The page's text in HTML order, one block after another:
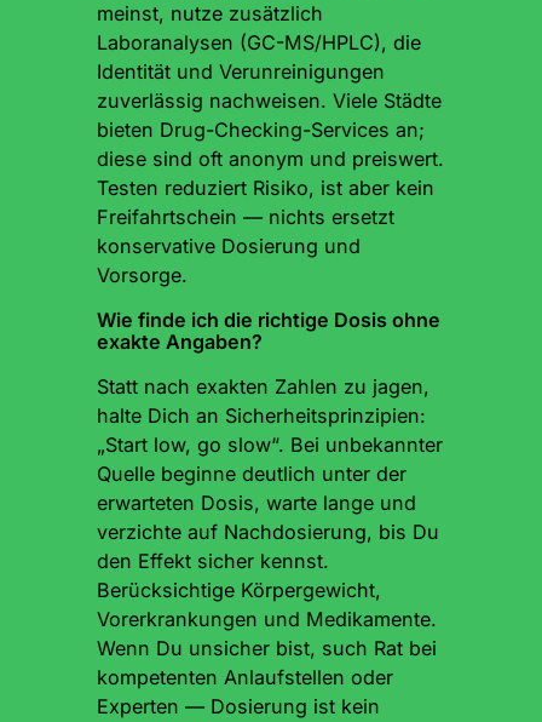
meinst, nutze zusätzlich
Laboranalysen (GC-MS/HPLC), die
Identität und Verunreinigungen
zuverlässig nachweisen. Viele Städte
bieten Drug-Checking-Services an;
diese sind oft anonym und preiswert.
Testen reduziert Risiko, ist aber kein
Freifahrtschein — nichts ersetzt
konservative Dosierung und
Vorsorge.
Wie finde ich die richtige Dosis ohne
exakte Angaben?
Statt nach exakten Zahlen zu jagen,
halte Dich an Sicherheitsprinzipien:
„Start low, go slow“. Bei unbekannter
Quelle beginne deutlich unter der
erwarteten Dosis, warte lange und
verzichte auf Nachdosierung, bis Du
den Effekt sicher kennst.
Berücksichtige Körpergewicht,
Vorerkrankungen und Medikamente.
Wenn Du unsicher bist, such Rat bei
kompetenten Anlaufstellen oder
Experten — Dosierung ist kein